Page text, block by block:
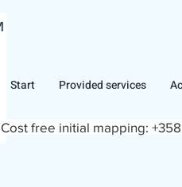
Start Provided services
Cost free initial mapping: